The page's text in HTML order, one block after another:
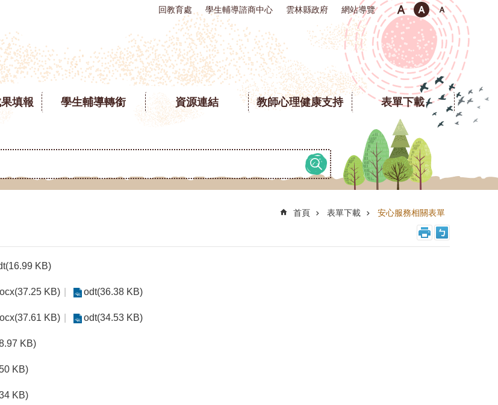
回教育處 學生輔導諮商中心 雲林縣政府 網站導覽
填報 學生輔導轉銜 資源連結 教師心理健康支持 表單下載
首頁 表單下載 安心服務相關表單
KB)
KB) odt(36.38 KB)
KB) odt(34.53 KB)
KB)
KB)
KB)